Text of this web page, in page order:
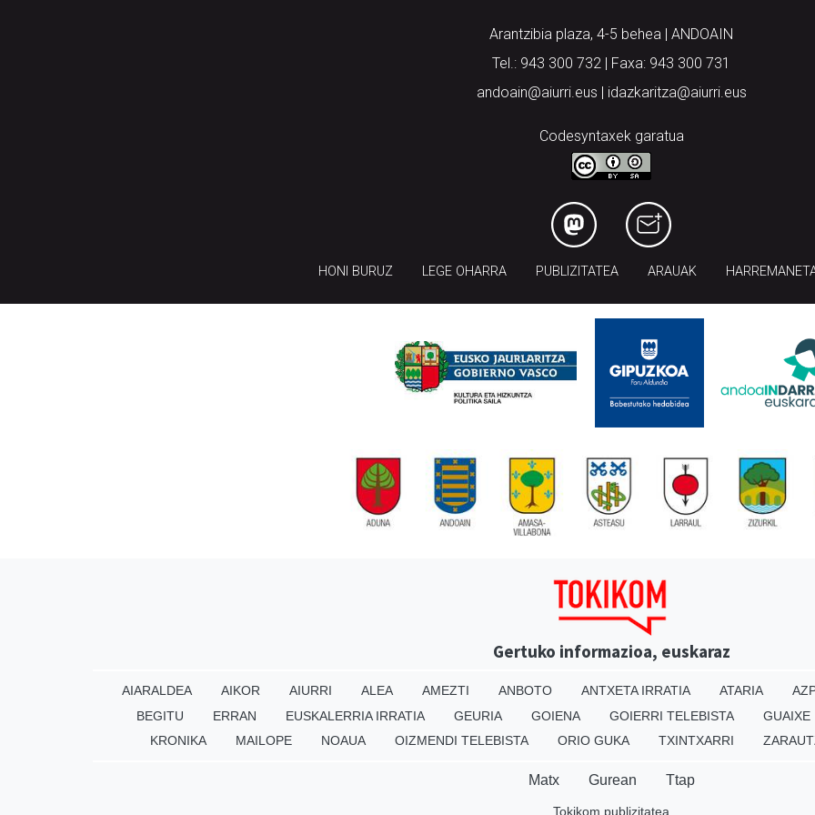
Arantzibia plaza, 4-5 behea | ANDOAIN
Tel.: 943 300 732 | Faxa: 943 300 731
andoain@aiurri.eus | idazkaritza@aiurri.eus
Codesyntaxek garatua
HONI BURUZ LEGE OHARRA PUBLIZITATEA ARAUAK
Gertuko informazioa, euskaraz
AIARALDEA AIKOR AIURRI ALEA AMEZTI ANBOTO ANTXETA IRRATIA ATARIA
BEGITU
ERRAN EUSKALERRIA IRRATIA GEURIA GOIENA GOIERRI TELEBISTA GUAIXE
KRONIKA
MAILOPE NOAUA OIZMENDI TELEBISTA ORIO GUKA TXINTXARRI
Matx Gurean Ttap
Tokikom publizitatea